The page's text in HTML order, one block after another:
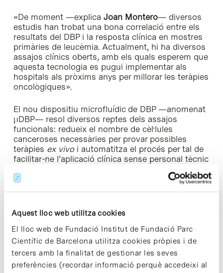
Aquest lloc web utilitza cookies
El lloc web de Fundació Institut de Fundació Parc
Científic de Barcelona utilitza cookies pròpies i de
tercers amb la finalitat de gestionar les seves
preferències (recordar informació perquè accedeixi al
«De moment —explica Joan Montero— diversos
estudis han trobat una bona correlació entre els
resultats del DBP i la resposta clínica en mostres
primàries de leucèmia. Actualment, hi ha diversos
assajos clínics oberts, amb els quals esperem que
aquesta tecnologia es pugui implementar als
hospitals als pròxims anys per millorar les teràpies
oncològiques».
El nou dispositiu microfluídic de DBP —anomenat
μDBP— resol diversos reptes dels assajos
funcionals: redueix el nombre de cèl·lules
canceroses necessàries per provar possibles
teràpies ex vivoi automatitza el procés per tal de
facilitar-ne l’aplicació clínica sense personal tècnic
«Gràcies a la nostra plataforma microfluídica
les cèl·lules, podem reduir el nombre cèl·lules
d’una innovació decisiva per augmentar el nombre
de fàrmacs que es poden avaluar», afegeix Albert
Manzano.